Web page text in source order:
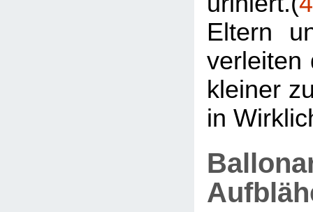
Eltern
verleiten
kleiner
in